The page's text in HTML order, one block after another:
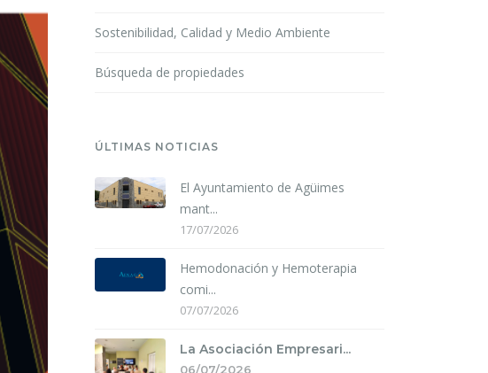
Sostenibilidad, Calidad y Medio Ambiente
Búsqueda de propiedades
ÚLTIMAS NOTICIAS
El Ayuntamiento de Agüimes
mant...
17/07/2026
Hemodonación y Hemoterapia
comi...
07/07/2026
La Asociación Empresari...
06/07/2026